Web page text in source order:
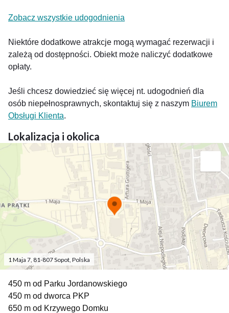
Zobacz wszystkie udogodnienia
Niektóre dodatkowe atrakcje mogą wymagać rezerwacji i
zależą od dostępności. Obiekt może naliczyć dodatkowe
opłaty.
Jeśli chcesz dowiedzieć się więcej nt. udogodnień dla
osób niepełnosprawnych, skontaktuj się z naszym Biurem
Obsługi Klienta.
Lokalizacja i okolica
1 Maja 7, 81-807 Sopot, Polska
450 m od Parku Jordanowskiego
450 m od dworca PKP
650 m od Krzywego Domku